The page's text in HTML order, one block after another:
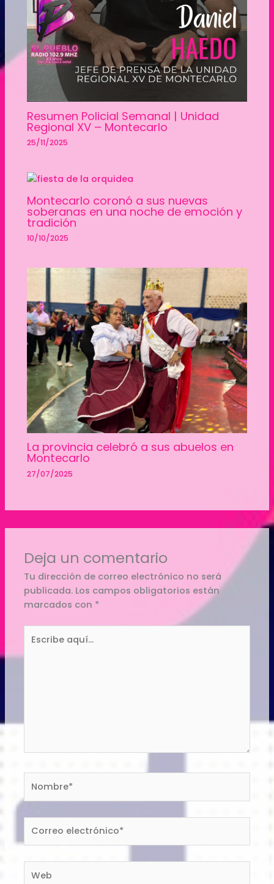
Resumen Policial Semanal | Unidad
Regional XV – Montecarlo
25/11/2025
Montecarlo coronó a sus nuevas
soberanas en una noche de emoción y
tradición
10/10/2025
La provincia celebró a sus abuelos en
Montecarlo
27/07/2025
Deja un comentario
Tu dirección de correo electrónico no será
publicada. Los campos obligatorios están
marcados con *
aquí...
electrónico*